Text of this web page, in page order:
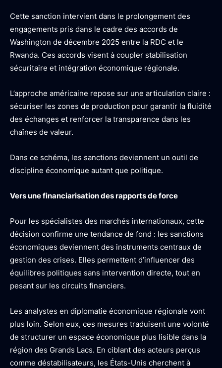
Cette sanction intervient dans le prolongement des
engagements pris dans le cadre des accords de
Washington de décembre 2025 entre la RDC et le
Rwanda. Ces accords visent à coupler stabilisation
sécuritaire et intégration économique régionale.
L’approche américaine repose sur une articulation claire :
sécuriser les zones de production pour garantir la fluidité
des échanges et renforcer la transparence dans les
chaînes de valeur.
Dans ce schéma, les sanctions deviennent un outil de
discipline économique autant que politique.
Vers une financiarisation des rapports de force
Pour les spécialistes des marchés internationaux, cette
décision confirme une tendance de fond : les sanctions
économiques deviennent des instruments centraux de
gestion des crises. Elles permettent d’influencer des
équilibres politiques sans intervention directe, tout en
pesant sur les circuits financiers.
Les analystes en diplomatie économique régionale vont
plus loin. Selon eux, ces mesures traduisent une volonté
de structurer un espace économique plus lisible dans la
région des Grands Lacs. En ciblant des acteurs perçus
comme déstabilisateurs, les États-Unis cherchent à